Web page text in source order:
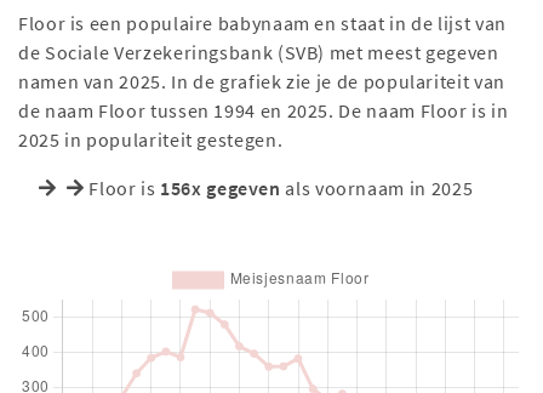
Floor is een populaire babynaam en staat in de lijst van
de Sociale Verzekeringsbank (SVB) met meest gegeven
namen van 2025. In de grafiek zie je de populariteit van
de naam Floor tussen 1994 en 2025. De naam Floor is in
2025 in populariteit gestegen.
Floor is 156x gegeven als voornaam in 2025